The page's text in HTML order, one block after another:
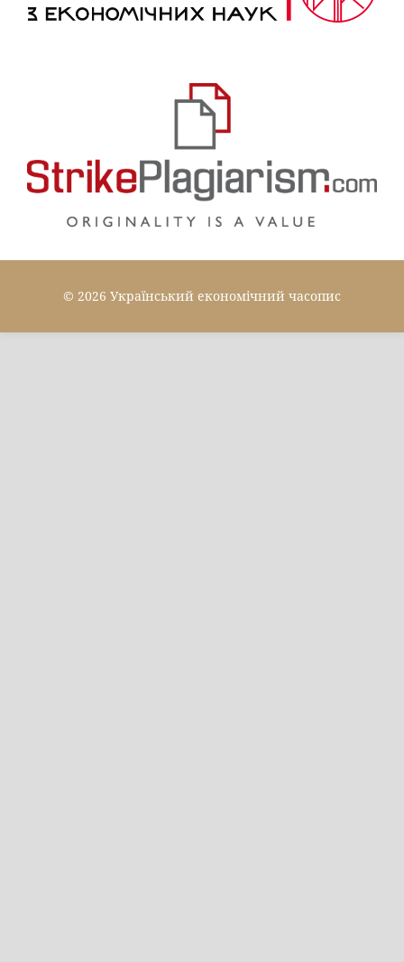
© 2026 Український економічний часопис